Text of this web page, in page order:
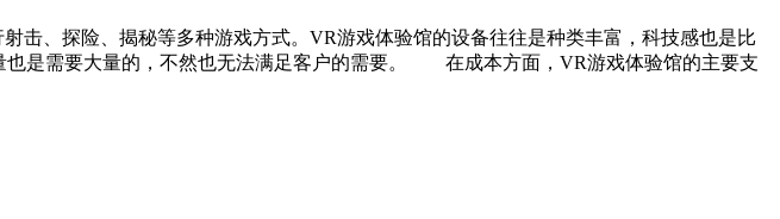
、探险、揭秘等多种游戏方式。VR游戏体验馆的设备往往是种类丰富，科技感也是比
也是需要大量的，不然也无法满足客户的需要。 在成本方面，VR游戏体验馆的主要支